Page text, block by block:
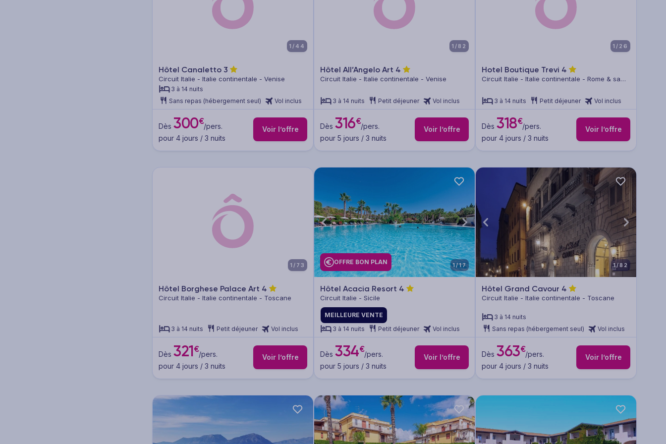
1/44
Hôtel Canaletto 3
Circuit Italie - Italie continentale - Venise
3 à 14 nuits
Sans repas (hébergement seul)
Vol inclus
Dès 300€/pers.
pour 4 jours / 3 nuits
Voir l’offre
1/82
Hôtel All’Angelo Art 4
Circuit Italie - Italie continentale - Venise
3 à 14 nuits Petit déjeuner Vol inclus
Dès 316€/pers.
pour 5 jours / 3 nuits
Voir l’offre
1/26
Hotel Boutique Trevi 4
Circuit Italie - Italie continentale - Rome & sa
3 à 14 nuits Petit déjeuner Vol inclus
Dès 318€/pers.
pour 4 jours / 3 nuits
Voir l’offre
1/73
Hôtel Borghese Palace Art 4
Circuit Italie - Italie continentale - Toscane
3 à 14 nuits Petit déjeuner Vol inclus
Dès 321€/pers.
pour 4 jours / 3 nuits
Voir l’offre
OFFRE BON PLAN 1/17
Hôtel Acacia Resort 4
Circuit Italie - Sicile
MEILLEURE VENTE
3 à 14 nuits
Petit déjeuner Vol inclus
Dès 334€/pers.
pour 5 jours / 3 nuits
Voir l’offre
1/82
Hôtel Grand Cavour 4
Circuit Italie - Italie continentale - Toscane
3 à 14 nuits
Sans repas (hébergement seul)
Vol inclus
Dès 363€/pers.
pour 4 jours / 3 nuits
Voir l’offre